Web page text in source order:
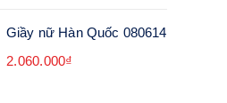
Giầy nữ Hàn Quốc 080614
2.060.000₫